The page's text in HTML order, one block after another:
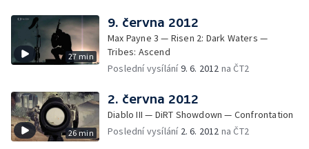
27 min
9. června 2012
Max Payne 3 — Risen 2: Dark Waters —
Tribes: Ascend
Poslední vysílání9. 6. 2012 na ČT2
26 min
2. června 2012
Diablo III — DiRT Showdown — Confrontation
Poslední vysílání 2. 6. 2012 na ČT2